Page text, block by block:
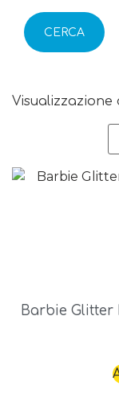
CERCA
Visualizzazione
Barbie Glitter